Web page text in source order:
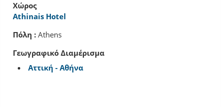
Χώρος
Athinais Hotel
Πόλη : Athens
Γεωγραφικό Διαμέρισμα
Αττική - Αθήνα